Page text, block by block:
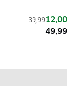
39,9912,00
49,99